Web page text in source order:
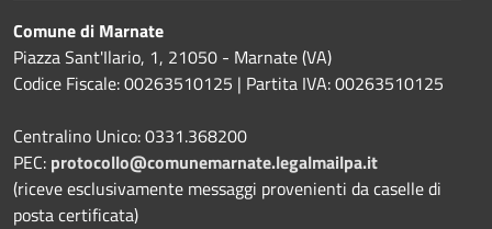
Comune di Marnate
Piazza Sant'Ilario, 1, 21050 - Marnate (VA)
Codice Fiscale: 00263510125 | Partita IVA: 00263510125
Centralino Unico: 0331.368200
PEC: protocollo@comunemarnate.legalmailpa.it
(riceve esclusivamente messaggi provenienti da caselle di
posta certificata)